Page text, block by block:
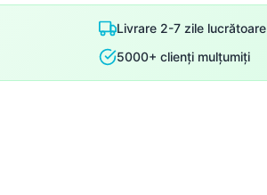
Livrare 2-7 zile lucrătoare
5000+ clienți mulțumiți